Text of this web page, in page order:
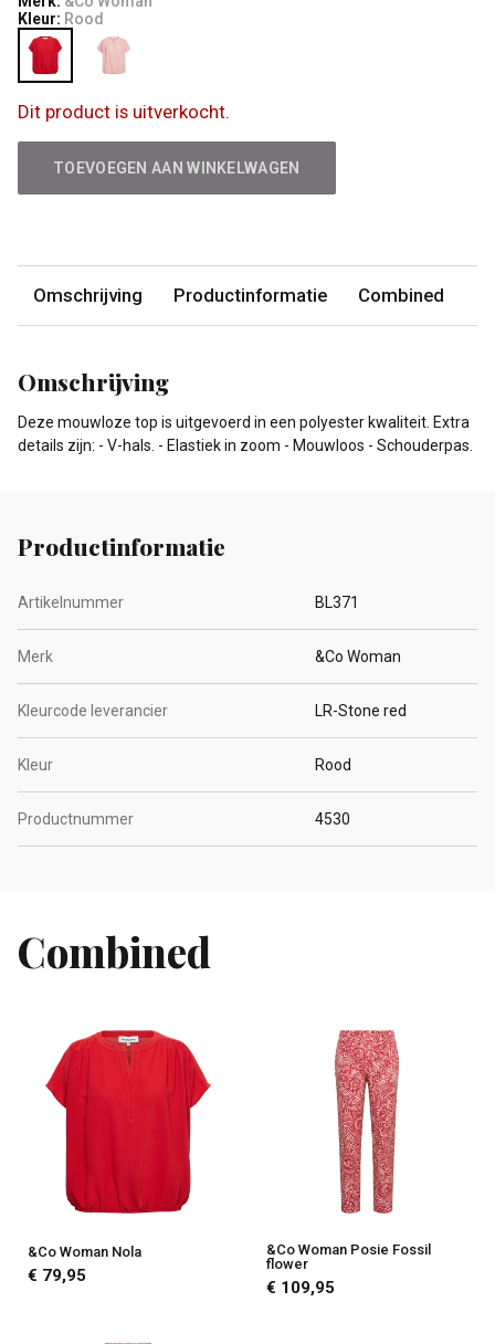
Kleur: Rood
Dit product is uitverkocht.
TOEVOEGEN AAN WINKELWAGEN
Omschrijving Productinformatie Combined
Omschrijving
Deze mouwloze top is uitgevoerd in een polyester kwaliteit. Extra
details zijn: - V-hals. - Elastiek in zoom - Mouwloos - Schouderpas.
Productinformatie
Artikelnummer BL371
Merk &Co Woman
Kleurcode leverancier LR-Stone red
Kleur Rood
Productnummer 4530
Combined
&Co Woman Nola
€ 79,95
&Co Woman Posie Fossil
flower
€ 109,95